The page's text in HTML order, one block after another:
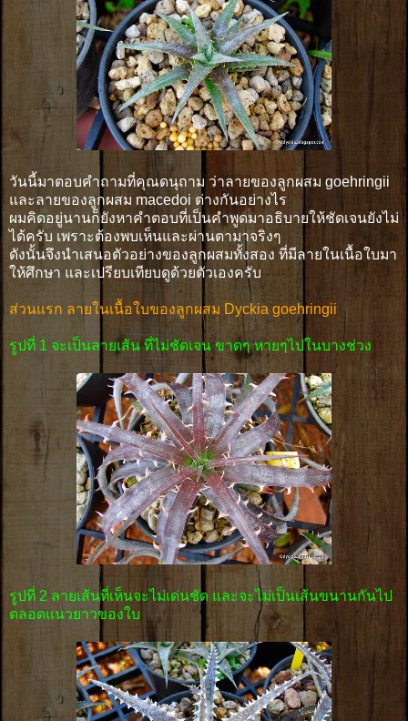
วันนี้มาตอบคำถามที่คุณดนุถาม ว่าลายของลูกผสม goehringii
และลายของลูกผสม macedoi ต่างกันอย่างไร
ผมคิดอยู่นานก็ยังหาคำตอบที่เป็นคำพูดมาอธิบายให้ชัดเจนยังไม่
ได้ครับ เพราะต้องพบเห็นและผ่านตามาจริงๆ
ดังนั้นจึงนำเสนอตัวอย่างของลูกผสมทั้งสอง ที่มีลายในเนื้อใบมา
ให้ศึกษา และเปรียบเทียบดูด้วยตัวเองครับ
ส่วนแรก ลายในเนื้อใบของลูกผสม Dyckia goehringii
รูปที่ 1 จะเป็นลายเส้น ที่ไม่ชัดเจน ขาดๆ หายๆไปในบางช่วง
รูปที่ 2 ลายเส้นที่เห็นจะไม่เด่นชัด และจะไม่เป็นเส้นขนานกันไป
ตลอดแนวยาวของใบ